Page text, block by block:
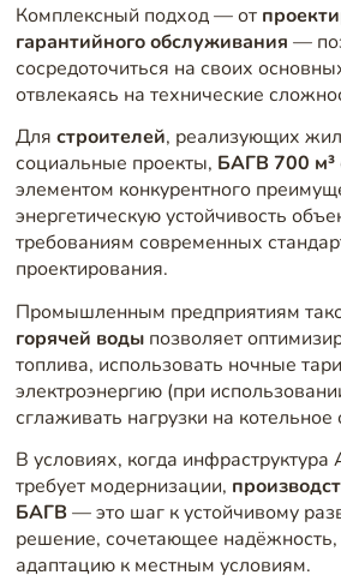
Комплексный подход — от
гарантийного обслуживания —
сосредоточиться на своих
отвлекаясь на технические
Для строителей, реализующих
социальные проекты, БАГВ 700 м³
элементом конкурентного
энергетическую устойчивость
требованиям современных
проектирования.
Промышленным предприятиям
горячей водыпозволяет
топлива, использовать ночные
электроэнергию (при
сглаживать нагрузки на
В условиях, когда инфраструктура
требует модернизации,
БАГВ— это шаг к устойчивому
решение, сочетающее надёжность,
адаптацию к местным условиям.